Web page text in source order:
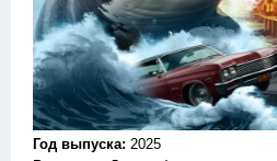
Год выпуска: 2025